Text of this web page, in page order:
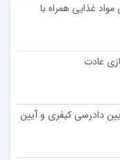
غذایی همراه با
عادت
دادرسی کیفری و آیین